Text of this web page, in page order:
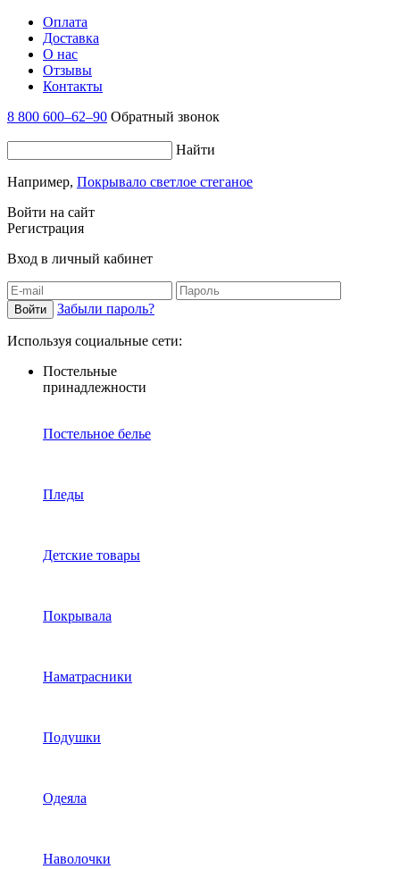
Оплата
Доставка
О нас
Отзывы
Контакты
8 800 600–62–90 Обратный звонок
Найти
Например, Покрывало светлое стеганое
Войти на сайт
Регистрация
Вход в личный кабинет
Забыли пароль?
Используя социальные сети:
Постельные
принадлежности
Постельное белье
Пледы
Детские товары
Покрывала
Наматрасники
Подушки
Одеяла
Наволочки